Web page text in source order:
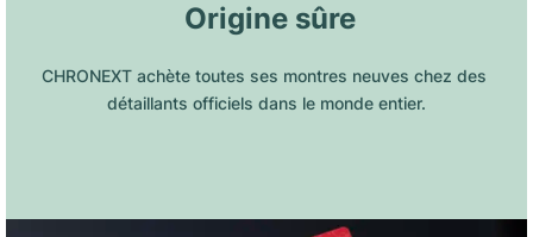
Origine sûre
CHRONEXT achète toutes ses montres neuves chez des
détaillants officiels dans le monde entier.